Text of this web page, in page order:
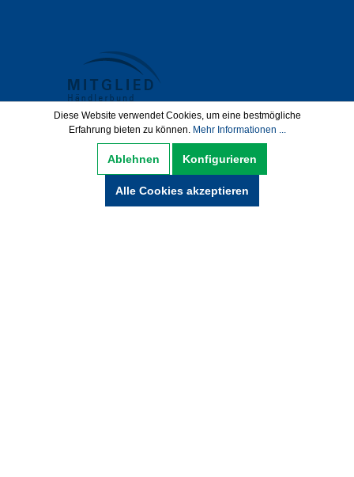
Datenschutz AGB
Impressum
Hinweise zur Batterieentsorgung
Diese Website verwendet Cookies, um eine bestmögliche
Erfahrung bieten zu können. Mehr Informationen ...
Ablehnen Konfigurieren
Alle Cookies akzeptieren